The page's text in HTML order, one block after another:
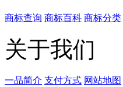
商标查询 商标百科 商标分类
关于我们
一品简介 支付方式 网站地图